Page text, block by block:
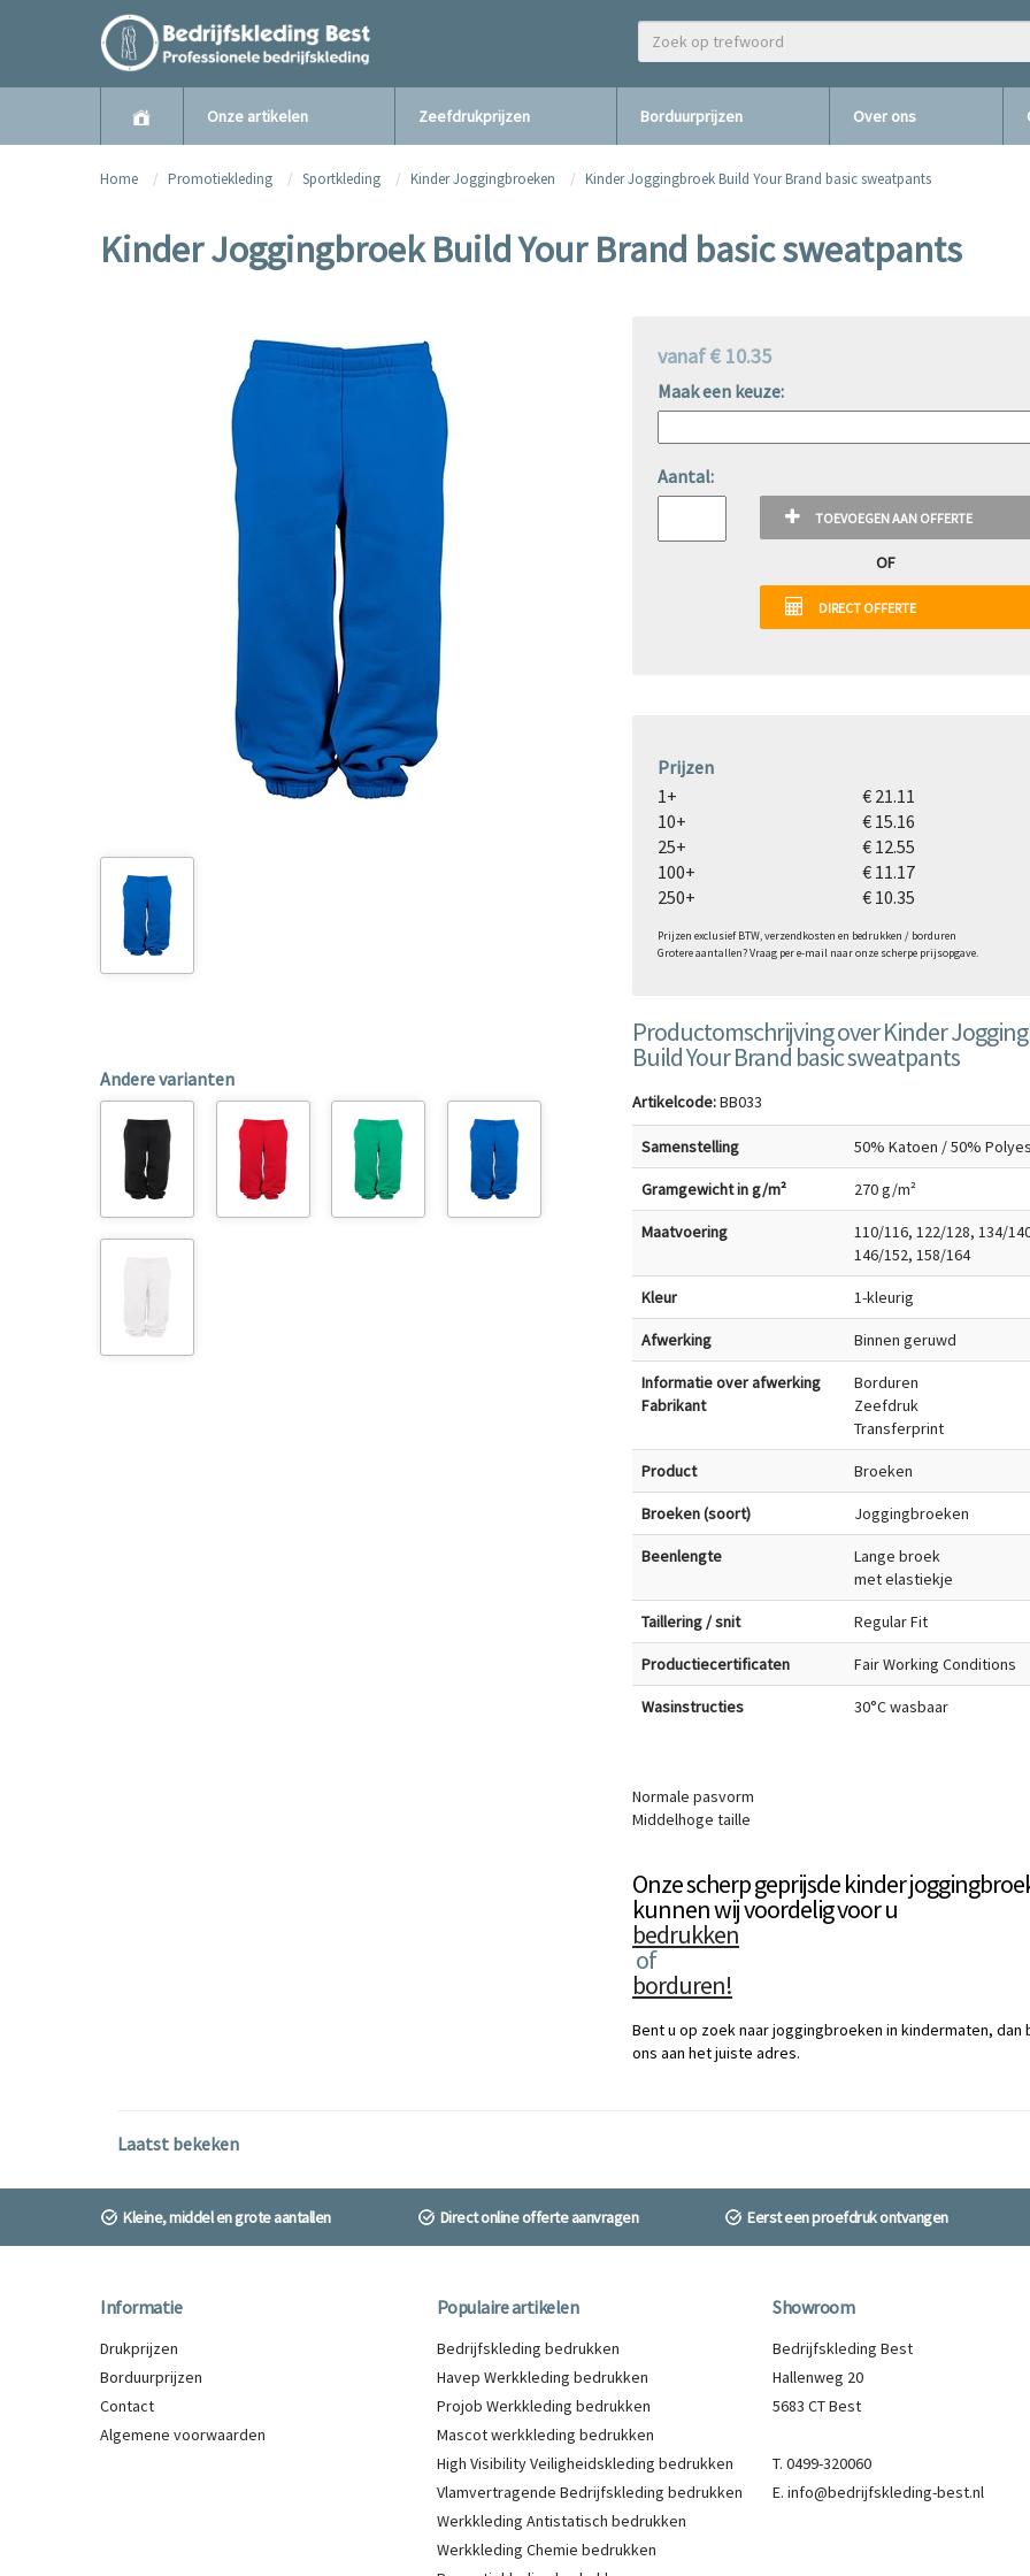
Onze artikelen Zeefdrukprijzen Borduurprijzen Over ons
Home Promotiekleding Sportkleding Kinder Joggingbroeken Kinder Joggingbroek Build Your Brand basic sweatpants
Kinder Joggingbroek Build Your Brand basic sweatpants
Andere varianten
vanaf € 10.35
Maak een keuze:
Aantal:
TOEVOEGEN AAN OFFERTE
OF
DIRECT OFFERTE
Prijzen
1+
€ 21.11
10+
€ 15.16
25+
€ 12.55
100+
€ 11.17
250+
€ 10.35
Prijzen exclusief BTW, verzendkosten en bedrukken / borduren
Grotere aantallen? Vraag per e-mail naar onze scherpe prijsopgave.
Productomschrijving over Kinder
Build Your Brand basic sweatpants
Artikelcode:BB033
Samenstelling 50% Katoen / 50%
Gramgewicht in g/m² 270 g/m²
Maatvoering
110/116, 122/128, 134/
146/152, 158/164
Kleur 1-kleurig
Afwerking Binnen geruwd
Informatie over afwerking
Fabrikant
Borduren
Zeefdruk
Transferprint
Product Broeken
Broeken (soort) Joggingbroeken
Beenlengte
Lange broek
met elastiekje
Taillering / snit Regular Fit
Productiecertificaten Fair Working Conditions
Wasinstructies 30°C wasbaar
Normale pasvorm
Middelhoge taille
Onze scherp geprijsde kinder
kunnen wij voordelig voor u
bedrukken
of
borduren!
Bent u op zoek naar joggingbroeken in kindermaten, dan
ons aan het juiste adres.
Laatst bekeken
Kleine, middel en grote aantallen Direct online offerte aanvragen Eerst een proefdruk ontvangen
Informatie
Drukprijzen
Borduurprijzen
Contact
Algemene voorwaarden
Populaire artikelen
Bedrijfskleding bedrukken
Havep Werkkleding bedrukken
Projob Werkkleding bedrukken
Mascot werkkleding bedrukken
High Visibility Veiligheidskleding bedrukken
Vlamvertragende Bedrijfskleding bedrukken
Werkkleding Antistatisch bedrukken
Werkkleding Chemie bedrukken
Showroom
Bedrijfskleding Best
Hallenweg 20
5683 CT Best
T. 0499-320060
E. info@bedrijfskleding-best.nl